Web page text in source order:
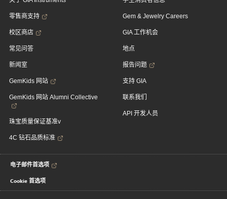
零售商支持
校区商店
常见问答
新闻室
GemKids 网站
GemKids 网站 Alumni Collective
珠宝质量保证基准v
4C 钻石品质标准
Gem & Jewelry Careers
GIA 工作机会
地点
报告问题
支持 GIA
联系我们
API 开发人员
电子邮件首选项
Cookie 首选项